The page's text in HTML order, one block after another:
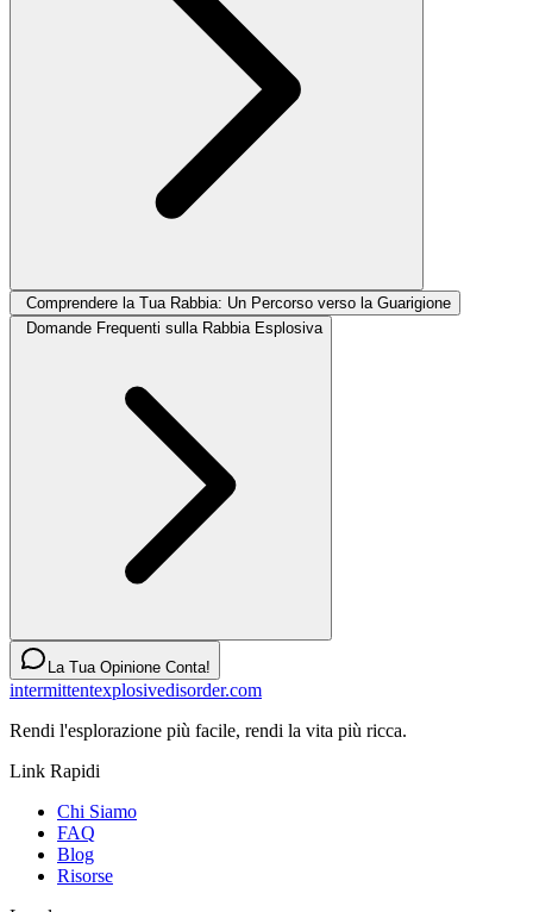
Comprendere la Tua Rabbia: Un Percorso verso la Guarigione
Domande Frequenti sulla Rabbia Esplosiva
La Tua Opinione Conta!
intermittentexplosivedisorder.com
Rendi l'esplorazione più facile, rendi la vita più ricca.
Link Rapidi
Chi Siamo
FAQ
Blog
Risorse